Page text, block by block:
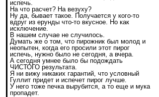
испечь.
На что расчет? На везуху?
Ну да, бывает такое. Получается у кого-то
вдруг из ерунды что-то вкусное. Но как
исключение.
В нашем случае не случилось.
Думать же о том, что пирожник был молод и
неопытен, когда его просили этот пирог
испечь, нужно было не сегодня, а вчера.
А сегодня умнее было бы подождать
ЧИСТОГО результата.
Я ни вижу никаких гарантий, что условный
Гуллит придет и испечет пирог лучше.
У него тоже печка вырубится, а то еще и мука
пропадет.